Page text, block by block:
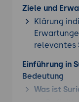
Ziele und
Klärung
relevantes
Einführung in
Bedeutung
Was ist